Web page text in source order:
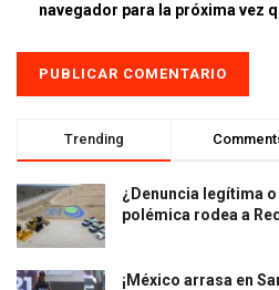
navegador para la próxima vez
Trending
¿Denuncia legítima
polémica rodea a
¡México arrasa en